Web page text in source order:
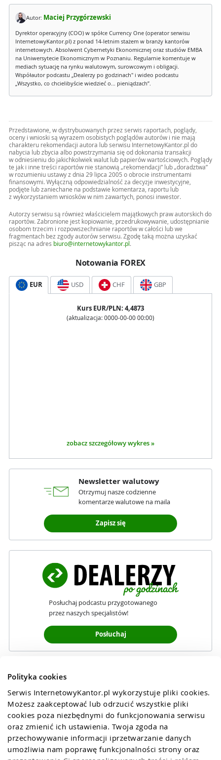
Polityka cookies
Serwis InternetowyKantor.pl wykorzystuje pliki cookies.
Możesz zaakceptować lub odrzucić wszystkie pliki
cookies poza niezbędnymi do funkcjonowania serwisu
oraz zmienić ich ustawienia. Twoja zgoda na
przechowywanie informacji iprzetwarzanie danych
umożliwia nam poprawę funkcjonalności strony oraz
Autor: Maciej Przygórzewski
Dyrektor operacyjny (COO) w spółce Currency One (operator serwisu
InternetowyKantor.pl) z ponad 14-letnim stażem w branży kantorów
internetowych. Absolwent Cybernetyki Ekonomicznej oraz studiów EMBA
na Uniwersytecie Ekonomicznym w Poznaniu. Regularnie komentuje w
mediach sytuację na rynku walutowym, surowcowym i obligacji.
Współautor podcastu „Dealerzy po godzinach" i wideo podcastu
„Wszystko, co chcielibyście wiedzieć o... pieniądzach”.
Przedstawione, w dystrybuowanych przez serwis raportach, poglądy,
oceny i wnioski są wyrazem osobistych poglądów autorów i nie mają
charakteru rekomendacji autora lub serwisu InternetowyKantor.pl do
nabycia lub zbycia albo powstrzymania się od dokonania transakcji
w odniesieniu do jakichkolwiek walut lub papierów wartościowych. Poglądy
te jak i inne treści raportów nie stanowią „rekomendacji” lub „doradztwa”
w rozumieniu ustawy z dnia 29 lipca 2005 o obrocie instrumentami
finansowymi. Wyłączną odpowiedzialność za decyzje inwestycyjne,
podjęte lub zaniechane na podstawie komentarza, raportu lub
z wykorzystaniem wniosków w nim zawartych, ponosi inwestor.
Autorzy serwisu są również właścicielem majątkowych praw autorskich do
raportów. Zabronione jest kopiowanie, przedrukowywanie, udostępnianie
osobom trzecim i rozpowszechnianie raportów w całości lub we
fragmentach bez zgody autorów serwisu. Zgodę taką można uzyskać
pisząc na adres biuro@internetowykantor.pl .
Notowania FOREX
EUR USD CHF GBP
Kurs EUR/PLN: 4,4873
(aktualizacja: 0000-00-00 00:00)
zobacz szczegółowy wykres »
Newsletter walutowy
Otrzymuj nasze codzienne
komentarze walutowe na maila
Zapisz się
Posłuchaj podcastu przygotowanego
przez naszych specjalistów!
Posłuchaj